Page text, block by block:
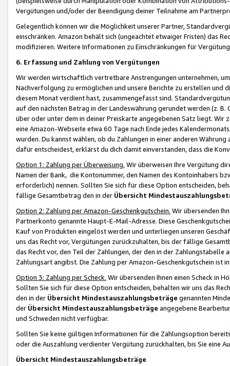
Vergütungen und/oder der Beendigung deiner Teilnahme am
Gelegentlich können wir die Möglichkeit unserer Partner,
einschränken. Amazon behält sich (ungeachtet etwaiger Fristen) das
modifizieren. Weitere Informationen zu Einschränkungen für
6. Erfassung und Zahlung von Vergütungen
Wir werden wirtschaftlich vertretbare Anstrengungen unternehmen,
Nachverfolgung zu ermöglichen und unsere Berichte zu erstellen und
diesem Monat verdient hast, zusammengefasst sind.
auf den nächsten Betrag in der Landeswährung gerundet werden (z.
über oder unter dem in deiner Preiskarte angegebenen Satz liegt.
eine Amazon-Webseite etwa 60 Tage nach Ende jedes
wurden. Du kannst wählen, ob du Zahlungen in einer anderen
dafür entscheidest, erklärst du dich damit einverstanden, dass die
Option 1: Zahlung per Überweisung. Wir überweisen Ihre Vergütung
Namen der Bank, die Kontonummer, den Namen des Kontoinhabers
erforderlich) nennen. Sollten Sie sich für diese Option entscheiden,
fällige Gesamtbetrag den in der Übersicht
Option 2: Zahlung per Amazon-Geschenkgutschein. Wir übersenden
Partnerkonto genannte Haupt-E-Mail-Adresse. Diese
Kauf von Produkten eingelöst werden und unterliegen unseren
uns das Recht vor, Vergütungen zurückzuhalten, bis der fällige
das Recht vor, den Teil der Zahlungen, der den in der
Zahlungsart angibst. Die Zahlung per Amazon-Geschenkgutschein ist
Option 3: Zahlung per Scheck. Wir übersenden Ihnen einen Scheck in
Sollten Sie sich für diese Option entscheiden, behalten wir uns das
den in der Übersicht Mindestauszahlungsbeträge genannten
der Übersicht Mindestauszahlungsbeträge angegebene
und Schweden nicht verfügbar.
Sollten Sie keine gültigen Informationen für die Zahlungsoption
oder die Auszahlung verdienter Vergütung zurückhalten, bis Sie
Übersicht Mindestauszahlungsbeträge